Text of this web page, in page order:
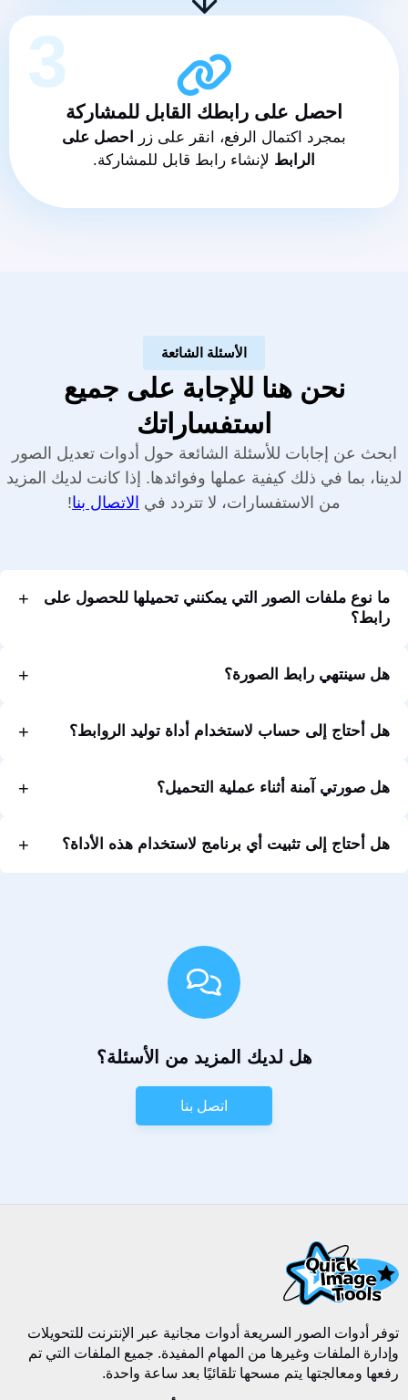
3
احصل على رابطك القابل للمشاركة
بمجرد اكتمال الرفع، انقر على زر
احصل على
الرابط لإنشاء رابط قابل للمشاركة.
الأسئلة الشائعة
نحن هنا للإجابة على جميع
استفساراتك
ابحث عن إجابات للأسئلة الشائعة حول أدوات تعديل الصور
لدينا، بما في ذلك كيفية عملها وفوائدها. إذا كانت لديك المزيد
من الاستفسارات، لا تتردد في الاتصال بنا!
ما نوع ملفات الصور التي يمكنني تحميلها للحصول على
رابط؟
هل سينتهي رابط الصورة؟
هل أحتاج إلى حساب لاستخدام أداة توليد الروابط؟
هل صورتي آمنة أثناء عملية التحميل؟
هل أحتاج إلى تثبيت أي برنامج لاستخدام هذه الأداة؟
هل لديك المزيد من الأسئلة؟
اتصل بنا
توفر أدوات الصور السريعة أدوات مجانية عبر الإنترنت للتحويلات
وإدارة الملفات وغيرها من المهام المفيدة. جميع الملفات التي تم
رفعها ومعالجتها يتم مسحها تلقائيًا بعد ساعة واحدة.